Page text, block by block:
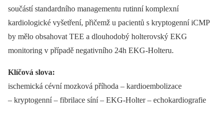
součástí standardního managementu rutinní komplexní
kardiologické vyšetření, přičemž u pacientů s kryptogenní iCMP
by mělo obsahovat TEE a dlouhodobý holterovský EKG
monitoring v případě negativního 24h EKG-Holteru.
Klíčová slova:
ischemická cévní mozková příhoda –⁠ kardioembolizace
–⁠ kryptogenní –⁠ fibrilace síní –⁠ EKG-Holter –⁠ echokardiografie